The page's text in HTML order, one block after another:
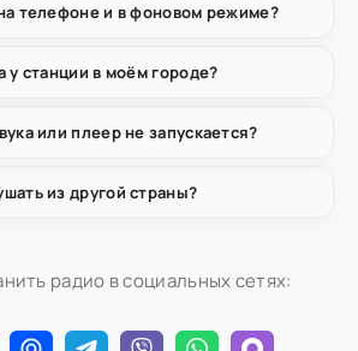
телефоне и в фоновом режиме?
у станции в моём городе?
или плеер не запускается?
из другой страны?
радио в социальных сетях: